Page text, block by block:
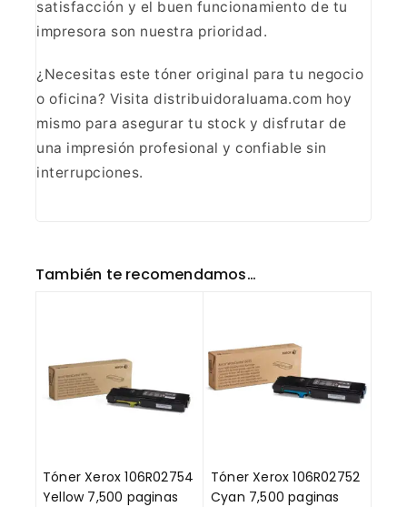
satisfacción y el buen funcionamiento de tu
impresora son nuestra prioridad.
¿Necesitas este tóner original para tu negocio
o oficina? Visita distribuidoraluama.com hoy
mismo para asegurar tu stock y disfrutar de
una impresión profesional y confiable sin
interrupciones.
También te recomendamos…
Tóner Xerox 106R02754
Yellow 7,500 paginas
Tóner Xerox 106R02752
Cyan 7,500 paginas